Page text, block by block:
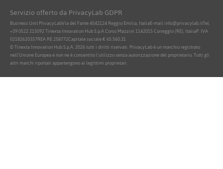
Servizio offerto da PrivacyLab GDPR
Business Unit PrivacyLabVia del Fante 4542124 Reggio Emilia, ItaliaE-mail info@privacylab.itTel.
+39 0522 215092Tinexta Innovation Hub S.p.A.Corso Mazzini 1142015 Correggio (RE), ItaliaP. IVA
02182620357REA RE 258772Capitale sociale € 65.560,31
© Tinexta Innovation Hub S.p.A. 2026 tutti i diritti riservati. PrivacyLab è un marchio registrato
nell'Unione Europea e non ne è consentito l'utilizzo senza autorizzazione del proprietario. Tutti gli
altri marchi riportati appartengono ai legittimi proprietari.